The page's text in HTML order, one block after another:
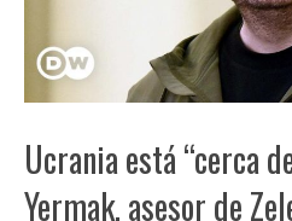
Ucrania está “cerca
Yermak, asesor de